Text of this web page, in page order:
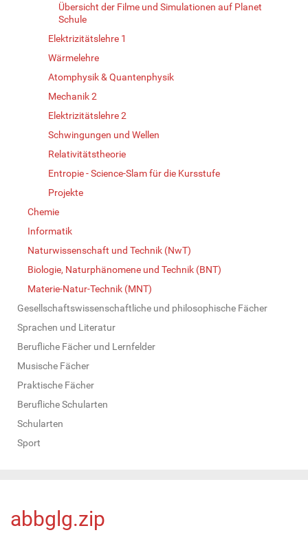
Übersicht der Filme und Simulationen auf Planet
Schule
Elektrizitätslehre 1
Wärmelehre
Atomphysik & Quantenphysik
Mechanik 2
Elektrizitätslehre 2
Schwingungen und Wellen
Relativitätstheorie
Entropie - Science-Slam für die Kursstufe
Projekte
Chemie
Informatik
Naturwissenschaft und Technik (NwT)
Biologie, Naturphänomene und Technik (BNT)
Materie-Natur-Technik (MNT)
Gesellschaftswissenschaftliche und philosophische Fächer
Sprachen und Literatur
Berufliche Fächer und Lernfelder
Musische Fächer
Praktische Fächer
Berufliche Schularten
Schularten
Sport
abbglg.zip